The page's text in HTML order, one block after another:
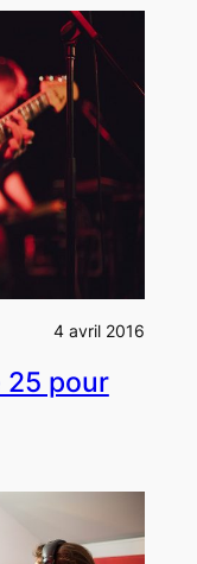
4 avril 2016
25 pour